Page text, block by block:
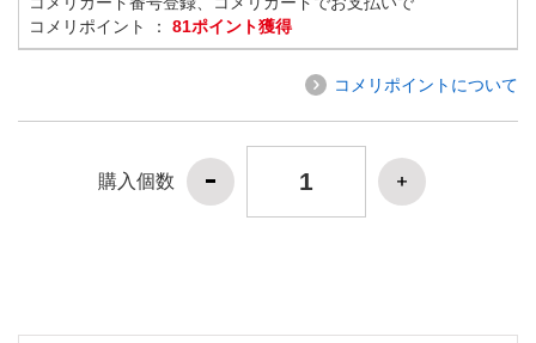
コメリポイント ： 81ポイント獲得
コメリポイントについて
購入個数